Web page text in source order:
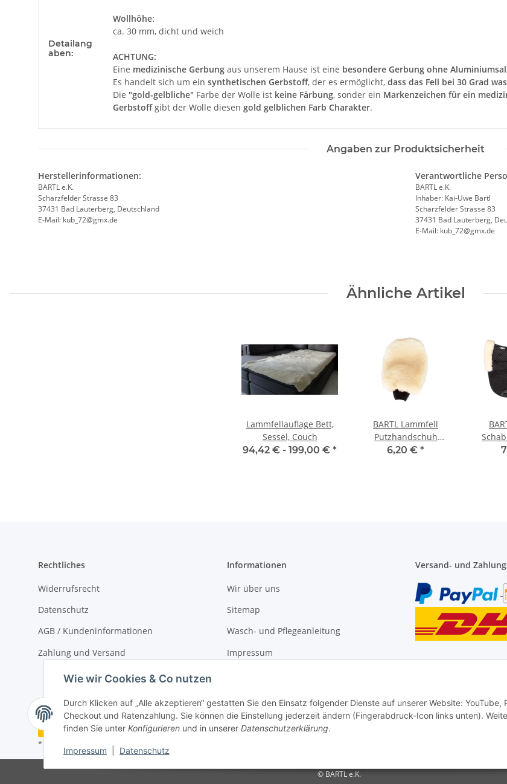
Wie wir Cookies & Co nutzen
Durch Klicken auf „Alle akzeptieren“ gestatten Sie den Einsatz folgender Dienste auf unserer Website: YouTube,
Checkout und Ratenzahlung. Sie können die Einstellung jederzeit ändern (Fingerabdruck-Icon links unten).
finden Sie unter Konfigurieren und in unserer Datenschutzerklärung.
Impressum Datenschutz
Detailang
aben:
Wollhöhe:
ca. 30 mm, dicht und weich
ACHTUNG:
Eine medizinische Gerbung aus unserem Hause ist eine besondere Gerbung ohne
Es handelt sich um ein synthetischen Gerbstoff, der es ermöglicht, dass das Fell bei 30 Grad
Die "gold-gelbliche" Farbe der Wolle ist keine Färbung, sonder ein Markenzeichen für ein
Gerbstoffgibt der Wolle diesen gold gelblichen Farb Charakter.
Angaben zur Produktsicherheit
Herstellerinformationen:
BARTL e.K.
Scharzfelder Strasse 83
37431 Bad Lauterberg, Deutschland
E-Mail: kub_72@gmx.de
Verantwortliche
BARTL e.K.
Inhaber: Kai-Uwe Bartl
Scharzfelder Strasse 83
37431 Bad Lauterberg,
E-Mail: kub_72@gmx.de
Ähnliche Artikel
Lammfellauflage Bett,
Sessel, Couch
94,42 € - 199,00 € *
BARTL Lammfell
Putzhandschuh
"FLAUSCHI" beidseitig
6,20 € *
Rechtliches
Widerrufsrecht
Datenschutz
AGB / Kundeninformationen
Zahlung und Versand
Informationen
Wir über uns
Sitemap
Wasch- und Pflegeanleitung
Impressum
Versand- und
Vertrag widerrufen
* Alle Preise inkl. gesetzlicher USt., zzgl.
© BARTL e.K.